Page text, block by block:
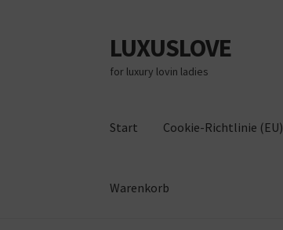
Zur
Navigation
springen
Zum
Inhalt
springen
LUXUSLOVE
for luxury lovin ladies
Start Cookie-Richtlinie (EU)
Warenkorb